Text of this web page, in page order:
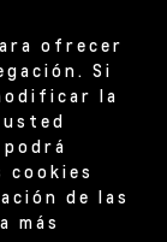
ofrecer
Si
la
cookies
de las
más